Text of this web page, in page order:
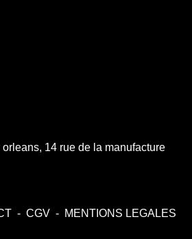
14 rue de la manufacture
- CGV - MENTIONS LEGALES